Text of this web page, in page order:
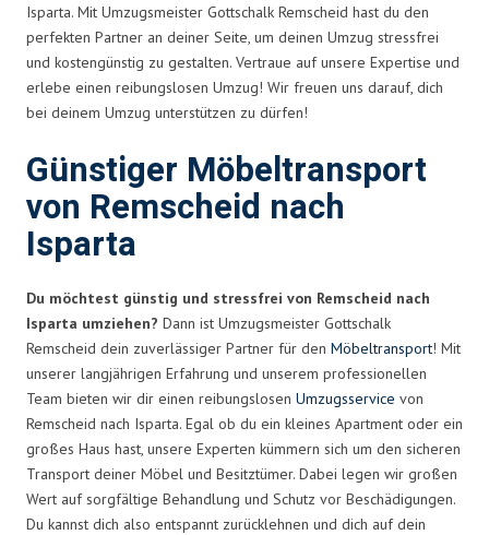
Isparta. Mit Umzugsmeister Gottschalk Remscheid hast du den
perfekten Partner an deiner Seite, um deinen Umzug stressfrei
und kostengünstig zu gestalten. Vertraue auf unsere Expertise und
erlebe einen reibungslosen Umzug! Wir freuen uns darauf, dich
bei deinem Umzug unterstützen zu dürfen!
Günstiger Möbeltransport
von Remscheid nach
Isparta
Du möchtest günstig und stressfrei von Remscheid nach
Isparta umziehen? Dann ist Umzugsmeister Gottschalk
Remscheid dein zuverlässiger Partner für den Möbeltransport! Mit
unserer langjährigen Erfahrung und unserem professionellen
Team bieten wir dir einen reibungslosen Umzugsservice von
Remscheid nach Isparta. Egal ob du ein kleines Apartment oder ein
großes Haus hast, unsere Experten kümmern sich um den sicheren
Transport deiner Möbel und Besitztümer. Dabei legen wir großen
Wert auf sorgfältige Behandlung und Schutz vor Beschädigungen.
Du kannst dich also entspannt zurücklehnen und dich auf dein